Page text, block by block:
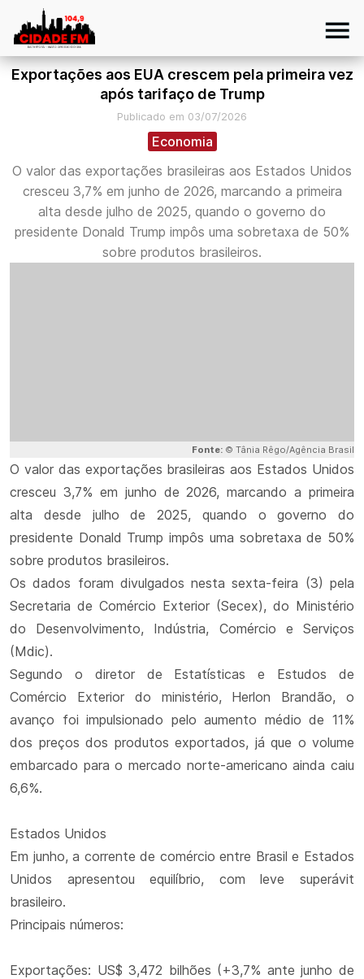
Exportações aos EUA crescem pela primeira vez
após tarifaço de Trump
Publicado em 03/07/2026
Economia
O valor das exportações brasileiras aos Estados Unidos
cresceu 3,7% em junho de 2026, marcando a primeira
alta desde julho de 2025, quando o governo do
presidente Donald Trump impôs uma sobretaxa de 50%
sobre produtos brasileiros.
Fonte: © Tânia Rêgo/Agência Brasil
O valor das exportações brasileiras aos Estados Unidos
cresceu 3,7% em junho de 2026, marcando a primeira
alta desde julho de 2025, quando o governo do
presidente Donald Trump impôs uma sobretaxa de 50%
sobre produtos brasileiros.
Os dados foram divulgados nesta sexta-feira (3) pela
Secretaria de Comércio Exterior (Secex), do Ministério
do Desenvolvimento, Indústria, Comércio e Serviços
(Mdic).
Segundo o diretor de Estatísticas e Estudos de
Comércio Exterior do ministério, Herlon Brandão, o
avanço foi impulsionado pelo aumento médio de 11%
dos preços dos produtos exportados, já que o volume
embarcado para o mercado norte-americano ainda caiu
6,6%.
Estados Unidos
Em junho, a corrente de comércio entre Brasil e Estados
Unidos apresentou equilíbrio, com leve superávit
brasileiro.
Principais números:
Exportações: US$ 3,472 bilhões (+3,7% ante junho de